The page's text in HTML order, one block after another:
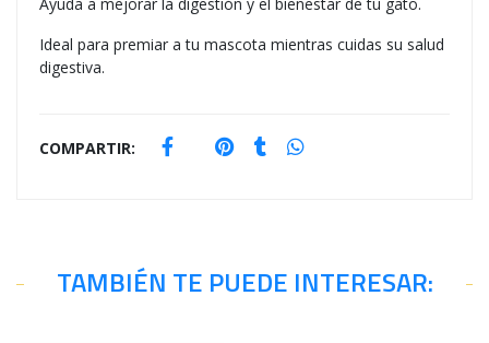
Ideal para premiar a tu mascota mientras cuidas su salud
digestiva.
COMPARTIR:
TAMBIÉN TE PUEDE INTERESAR: